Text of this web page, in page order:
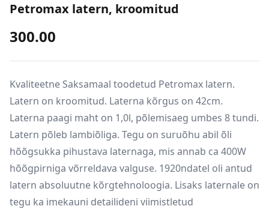
Petromax latern, kroomitud
300.00
Kvaliteetne Saksamaal toodetud Petromax latern.
Latern on kroomitud. Laterna kõrgus on 42cm.
Laterna paagi maht on 1,0l, põlemisaeg umbes 8 tundi.
Latern põleb lambiõliga. Tegu on suruõhu abil õli
hõõgsukka pihustava laternaga, mis annab ca 400W
hõõgpirniga võrreldava valguse. 1920ndatel oli antud
latern absoluutne kõrgtehnoloogia. Lisaks laternale on
tegu ka imekauni detailideni viimistletud